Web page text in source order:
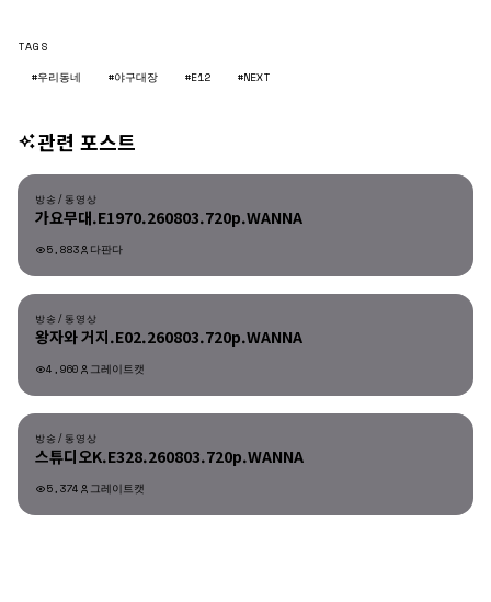
TAGS
#우리동네
#야구대장 #E12 #NEXT
관련 포스트
방송/동영상
방송/동영상
가요무대.E1970.260803.720p.WANNA
5,883 다판다
방송/동영상
방송/동영상
왕자와 거지.E02.260803.720p.WANNA
4,960 그레이트캣
방송/동영상
방송/동영상
스튜디오K.E328.260803.720p.WANNA
5,374 그레이트캣